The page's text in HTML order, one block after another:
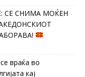
СЕ СНИМА МОЌЕН
враќа во
кај